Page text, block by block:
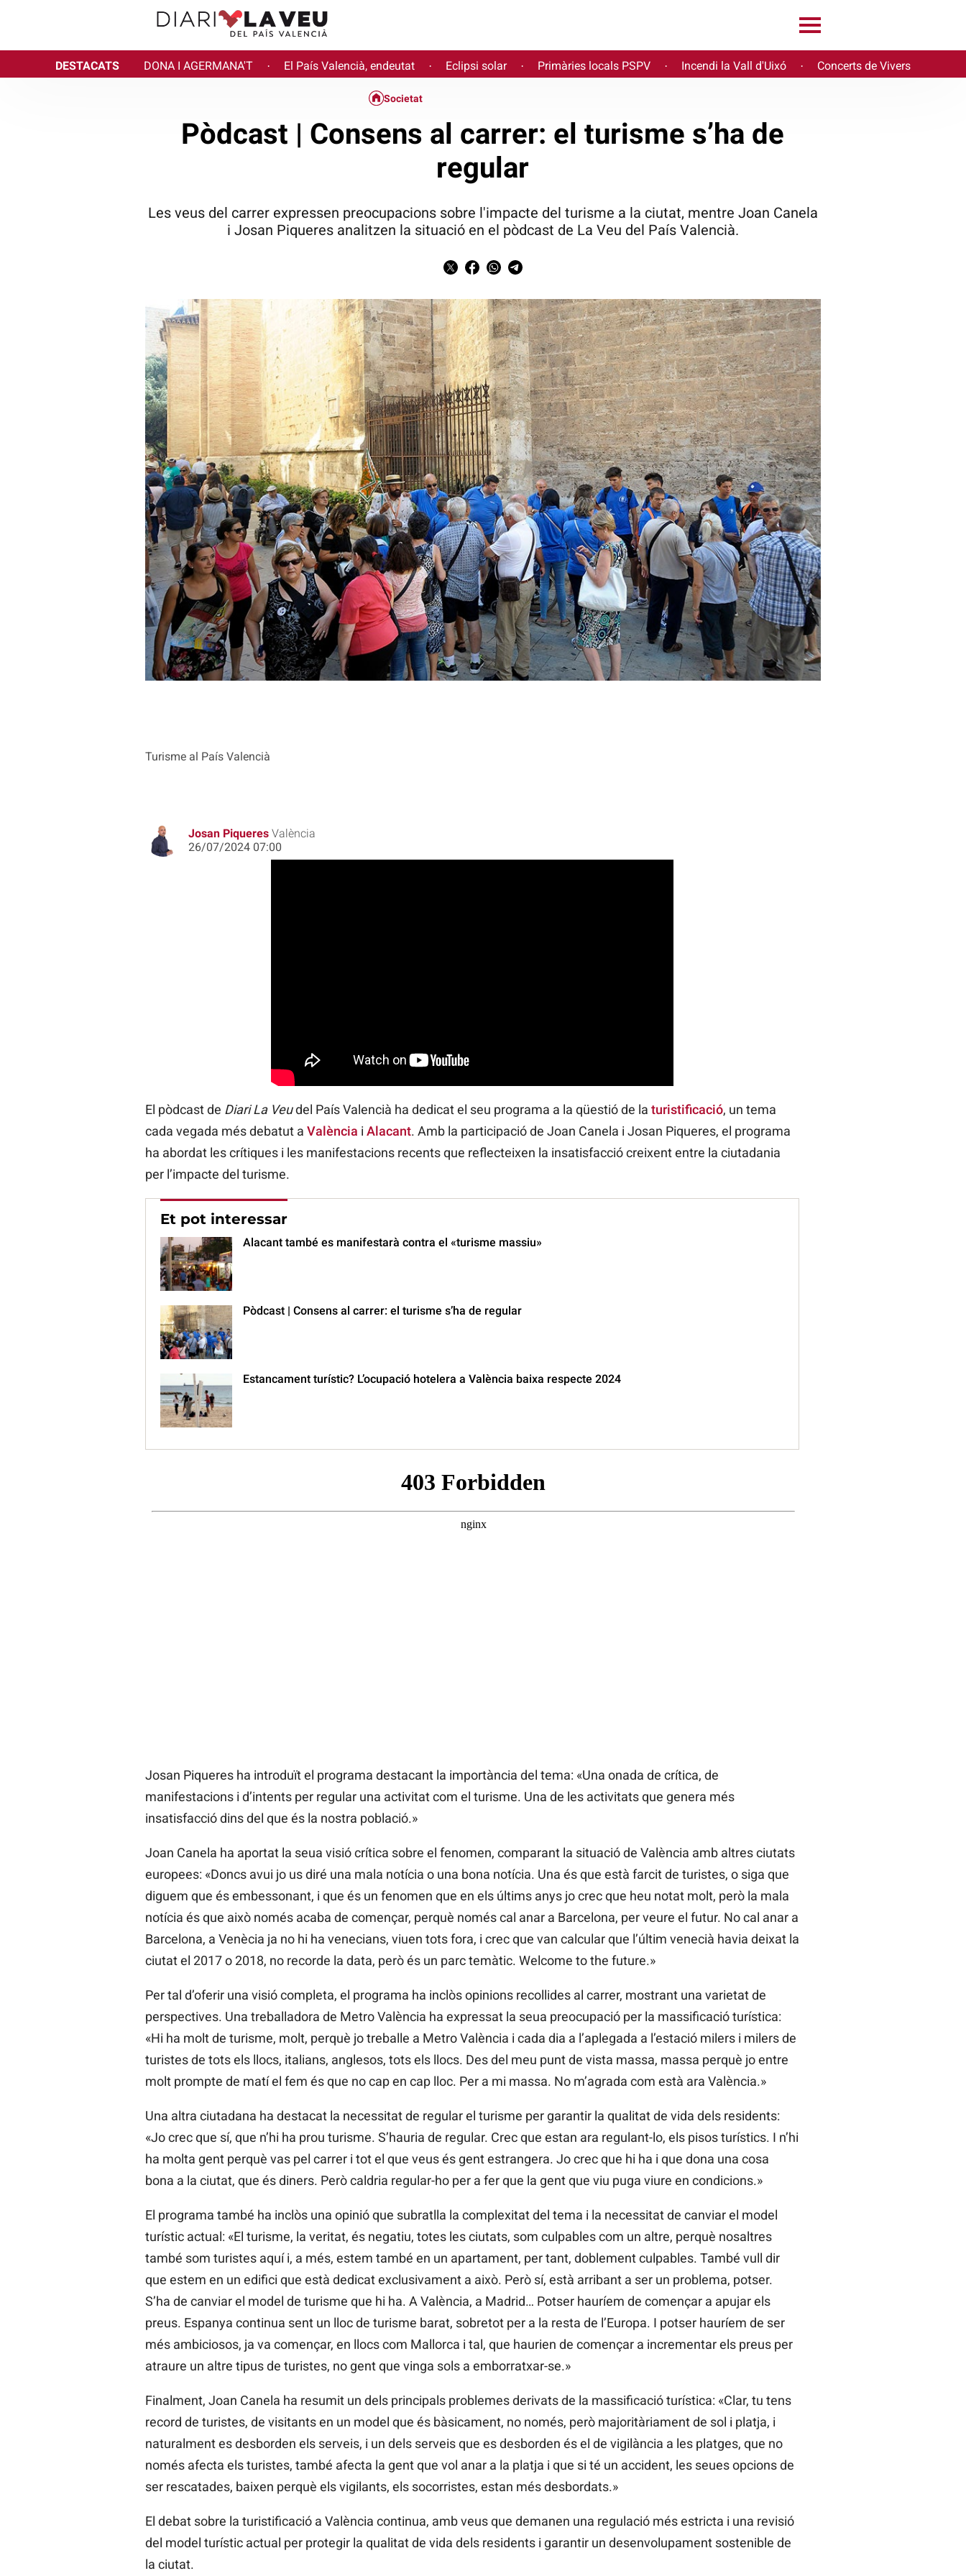
DESTACATS DONA I AGERMANA'T · El País Valencià, endeutat · Eclipsi solar · Primàries locals PSPV · Incendi la Vall d'Uixó · Concerts de Vivers
Turisme al País Valencià
Societat
Pòdcast | Consens al carrer: el turisme s’ha de
regular
Les veus del carrer expressen preocupacions sobre l'impacte del turisme a la ciutat, mentre Joan Canela
i Josan Piqueres analitzen la situació en el pòdcast de La Veu del País Valencià.
Josan Piqueres València
26/07/2024 07:00
El pòdcast de Diari La Veudel País Valencià ha dedicat el seu programa a la qüestió de la turistificació, un tema
cada vegada més debatut a València i Alacant. Amb la participació de Joan Canela i Josan Piqueres, el programa
ha abordat les crítiques i les manifestacions recents que reflecteixen la insatisfacció creixent entre la ciutadania
per l’impacte del turisme.
Et pot interessar
Alacant també es manifestarà contra el «turisme massiu»
Pòdcast | Consens al carrer: el turisme s’ha de regular
Estancament turístic? L’ocupació hotelera a València baixa respecte 2024
Josan Piqueres ha introduït el programa destacant la importància del tema: «Una onada de crítica, de
manifestacions i d’intents per regular una activitat com el turisme. Una de les activitats que genera més
insatisfacció dins del que és la nostra població.»
Joan Canela ha aportat la seua visió crítica sobre el fenomen, comparant la situació de València amb altres ciutats
europees: «Doncs avui jo us diré una mala notícia o una bona notícia. Una és que està farcit de turistes, o siga que
diguem que és embessonant, i que és un fenomen que en els últims anys jo crec que heu notat molt, però la mala
notícia és que això només acaba de començar, perquè només cal anar a Barcelona, per veure el futur. No cal anar a
Barcelona, a Venècia ja no hi ha venecians, viuen tots fora, i crec que van calcular que l’últim venecià havia deixat la
ciutat el 2017 o 2018, no recorde la data, però és un parc temàtic. Welcome to the future.»
Per tal d’oferir una visió completa, el programa ha inclòs opinions recollides al carrer, mostrant una varietat de
perspectives. Una treballadora de Metro València ha expressat la seua preocupació per la massificació turística:
«Hi ha molt de turisme, molt, perquè jo treballe a Metro València i cada dia a l’aplegada a l’estació milers i milers de
turistes de tots els llocs, italians, anglesos, tots els llocs. Des del meu punt de vista massa, massa perquè jo entre
molt prompte de matí el fem és que no cap en cap lloc. Per a mi massa. No m’agrada com està ara València.»
Una altra ciutadana ha destacat la necessitat de regular el turisme per garantir la qualitat de vida dels residents:
«Jo crec que sí, que n’hi ha prou turisme. S’hauria de regular. Crec que estan ara regulant-lo, els pisos turístics. I n’hi
ha molta gent perquè vas pel carrer i tot el que veus és gent estrangera. Jo crec que hi ha i que dona una cosa
bona a la ciutat, que és diners. Però caldria regular-ho per a fer que la gent que viu puga viure en condicions.»
El programa també ha inclòs una opinió que subratlla la complexitat del tema i la necessitat de canviar el model
turístic actual: «El turisme, la veritat, és negatiu, totes les ciutats, som culpables com un altre, perquè nosaltres
també som turistes aquí i, a més, estem també en un apartament, per tant, doblement culpables. També vull dir
que estem en un edifici que està dedicat exclusivament a això. Però sí, està arribant a ser un problema, potser.
S’ha de canviar el model de turisme que hi ha. A València, a Madrid… Potser hauríem de començar a apujar els
preus. Espanya continua sent un lloc de turisme barat, sobretot per a la resta de l’Europa. I potser hauríem de ser
més ambiciosos, ja va començar, en llocs com Mallorca i tal, que haurien de començar a incrementar els preus per
atraure un altre tipus de turistes, no gent que vinga sols a emborratxar-se.»
Finalment, Joan Canela ha resumit un dels principals problemes derivats de la massificació turística: «Clar, tu tens
record de turistes, de visitants en un model que és bàsicament, no només, però majoritàriament de sol i platja, i
naturalment es desborden els serveis, i un dels serveis que es desborden és el de vigilància a les platges, que no
només afecta els turistes, també afecta la gent que vol anar a la platja i que si té un accident, les seues opcions de
ser rescatades, baixen perquè els vigilants, els socorristes, estan més desbordats.»
El debat sobre la turistificació a València continua, amb veus que demanen una regulació més estricta i una revisió
del model turístic actual per protegir la qualitat de vida dels residents i garantir un desenvolupament sostenible de
la ciutat.